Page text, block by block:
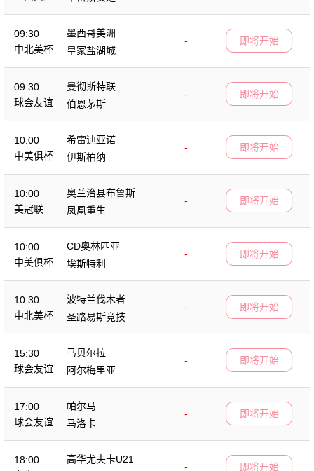
09:30
中北美杯
墨西哥美洲
-
皇家盐湖城
即将开始
09:30
球会友谊
曼彻斯特联
-
伯恩茅斯
即将开始
10:00
中美俱杯
希雷迪亚诺
-
伊斯柏纳
即将开始
10:00
美冠联
奥兰治县布鲁斯
-
凤凰重生
即将开始
10:00
中美俱杯
CD奥林匹亚
-
埃斯特利
即将开始
10:30
中北美杯
波特兰伐木者
-
圣路易斯竞技
即将开始
15:30
球会友谊
马贝尔拉
-
阿尔梅里亚
即将开始
17:00
球会友谊
帕尔马
-
马洛卡
即将开始
18:00
高华尤夫卡U21
-
即将开始